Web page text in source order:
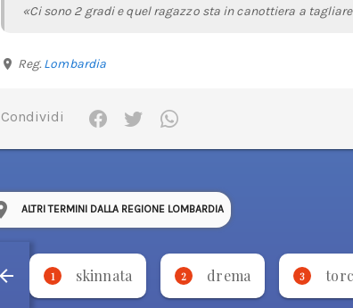
«Ci sono 2 gradi e quel ragazzo sta in canottiera a
Reg. Lombardia
Condividi
ALTRI TERMINI DALLA REGIONE LOMBARDIA
1 skinnata 2 drema 3